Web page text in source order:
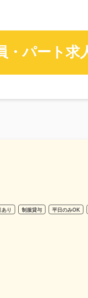
・パート求
り 制服貸与 平日のみOK